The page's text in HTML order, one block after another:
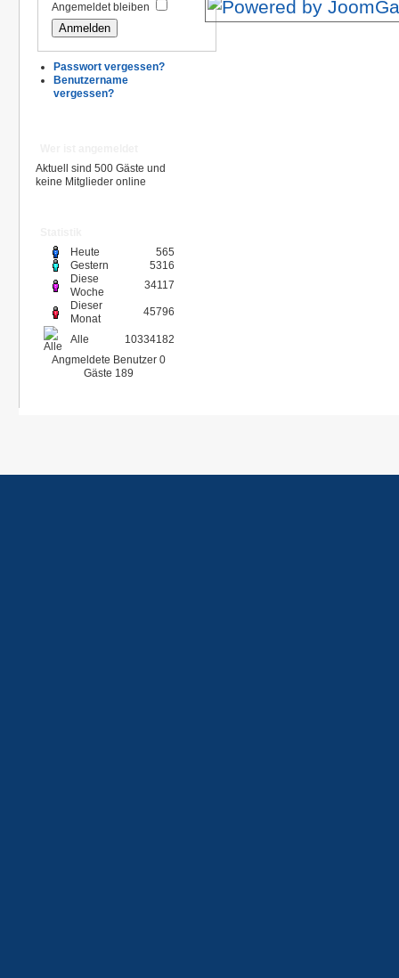
Angemeldet bleiben
Passwort vergessen?
Benutzername
vergessen?
Aktuell sind 500 Gäste und
keine Mitglieder online
Heute
565
Gestern
5316
Diese
Woche
34117
Dieser
Monat
45796
Alle
10334182
Angmeldete Benutzer 0
Gäste 189